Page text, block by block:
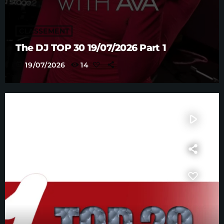
CLASSEMENT
The DJ TOP 30 19/07/2026 Part 1
19/07/2026 14
play_arrow